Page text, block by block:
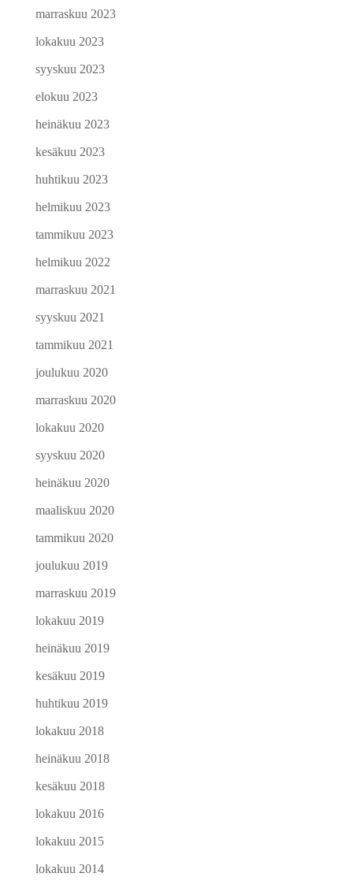
marraskuu 2023
lokakuu 2023
syyskuu 2023
elokuu 2023
heinäkuu 2023
kesäkuu 2023
huhtikuu 2023
helmikuu 2023
tammikuu 2023
helmikuu 2022
marraskuu 2021
syyskuu 2021
tammikuu 2021
joulukuu 2020
marraskuu 2020
lokakuu 2020
syyskuu 2020
heinäkuu 2020
maaliskuu 2020
tammikuu 2020
joulukuu 2019
marraskuu 2019
lokakuu 2019
heinäkuu 2019
kesäkuu 2019
huhtikuu 2019
lokakuu 2018
heinäkuu 2018
kesäkuu 2018
lokakuu 2016
lokakuu 2015
lokakuu 2014